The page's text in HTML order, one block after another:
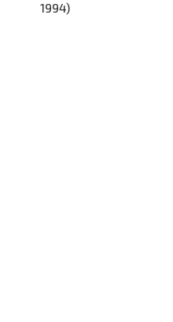
1994)